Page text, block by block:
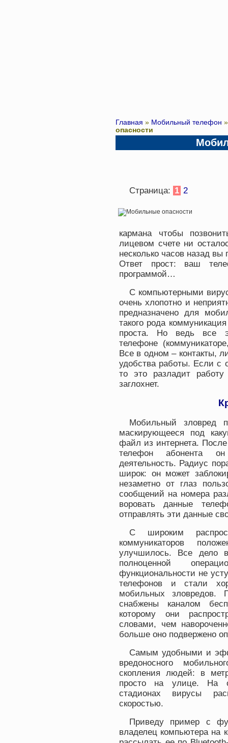
Главная » Мобильный телефон
опасности
Страница: 1 2
кармана чтобы
лицевом счете ни
несколько часов назад
Ответ прост: ваш
программой…
С компьютерными
очень хлопотно и
предназначено для
такого рода
проста. Но ведь все
телефоне
Все в одном – контакты,
удобства работы. Если с
то это разладит
заглохнет.
Мобильный зловред
маскирующееся под
файл из интернета.
телефон абонента
деятельность. Радиус
широк: он может
незаметно от глаз
сообщений на номера
воровать данные
отправлять эти данные
С широким
коммуникаторов
улучшилось. Все дело
полноценной
функциональности не
телефонов и стали
мобильных зловредов.
снабжены каналом
которому они
словами, чем
больше оно подвержено
Самым удобными и
вредоносного
скопления людей: в
просто на улице. На
стадионах вирусы
скоростью.
Приведу пример с
владелец компьютера на